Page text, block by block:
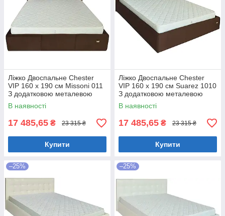
Ліжко Двоспальне Chester
VIP 160 х 190 см Missoni 011
З додатковою металевою
цільнозварною рамою
Темно-коричневий
В наявності
17 485,65 ₴ 23 315 ₴
Купити
Ліжко Двоспальне Chester
VIP 160 х 190 см Suarez 1010
З додатковою металевою
цільнозварною рамою
Коричневий
В наявності
17 485,65 ₴ 23 315 ₴
Купити
–25% –25%